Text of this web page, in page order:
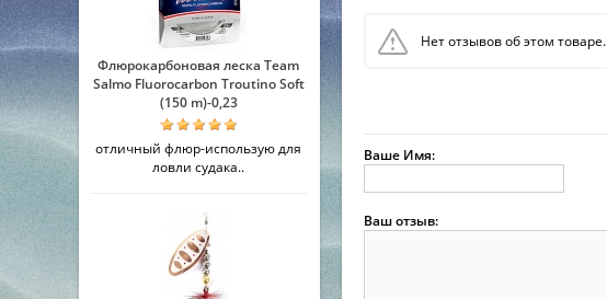
Флюрокарбоновая леска Team
Salmo Fluorocarbon Troutino Soft
(150 m)-0,23
отличный флюр-использую для
ловли судака..
Нет отзывов об этом товаре.
Ваше Имя:
Ваш отзыв: